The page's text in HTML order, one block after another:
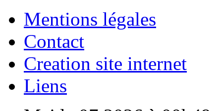
Mentions légales
Contact
Creation site internet
Liens